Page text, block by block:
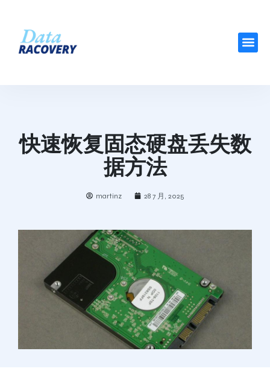
快速恢复固态硬盘丢失数
据方法
martinz 28 7 月, 2025